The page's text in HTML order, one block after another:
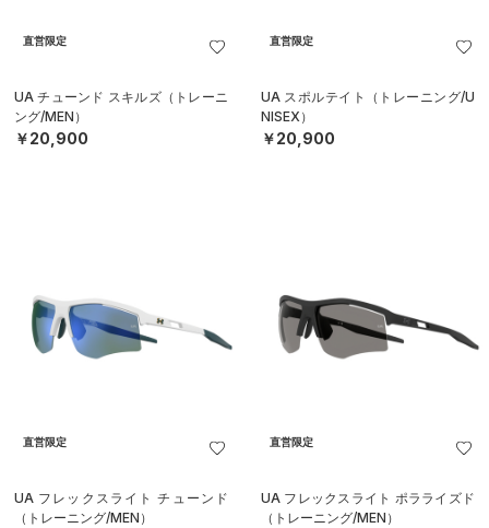
直営限定
UA チューンド スキルズ（トレーニ
ング/MEN）
￥20,900
直営限定
UA スポルテイト（トレーニング/U
NISEX）
￥20,900
直営限定
UA フレックスライト チューンド
（トレーニング/MEN）
直営限定
UA フレックスライト ポラライズド
（トレーニング/MEN）